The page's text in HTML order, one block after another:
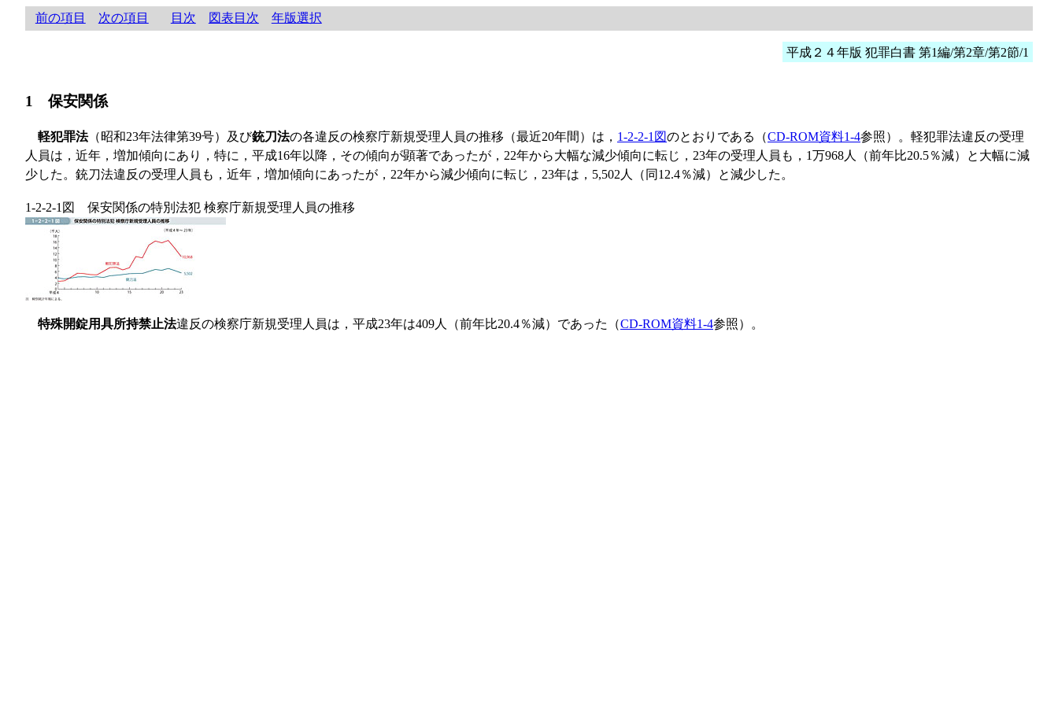
前の項目 次の項目 目次 図表目次 年版選択
平成２４年版 犯罪白書 第1編/第2章/第2節/1
1 保安関係
軽犯罪法（昭和23年法律第39号）及び銃刀法の各違反の検察庁新規受理人員の推移（最近20年間）は， 1-2-2-1図のとおりである（CD-ROM資料1-4参照）。軽犯罪法違反の受理
人員は，近年，増加傾向にあり，特に，平成16年以降，その傾向が顕著であったが，22年から大幅な減少傾向に転じ，23年の受理人員も，1万968人（前年比20.5％減）と大幅に減
少した。銃刀法違反の受理人員も，近年，増加傾向にあったが，22年から減少傾向に転じ，23年は，5,502人（同12.4％減）と減少した。
1-2-2-1図 保安関係の特別法犯 検察庁新規受理人員の推移
特殊開錠用具所持禁止法違反の検察庁新規受理人員は，平成23年は409人（前年比20.4％減）であった（CD-ROM資料1-4参照）。